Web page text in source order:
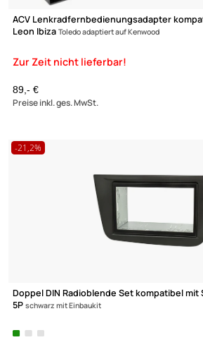
89,- €
Leon Ibiza Toledo adaptiert auf JVC